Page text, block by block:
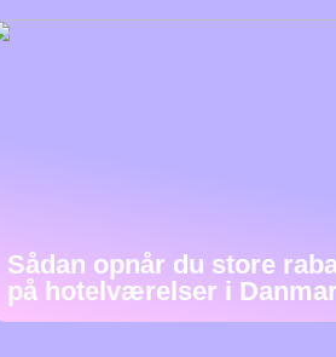
Sådan opnår du store
på hotelværelser i